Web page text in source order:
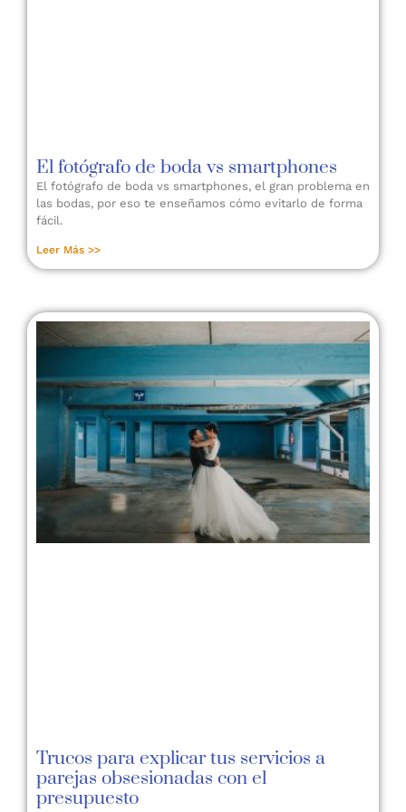
El fotógrafo de boda vs smartphones
El fotógrafo de boda vs smartphones, el gran problema en
las bodas, por eso te enseñamos cómo evitarlo de forma
fácil.
Leer Más >>
Trucos para explicar tus servicios a
parejas obsesionadas con el
presupuesto